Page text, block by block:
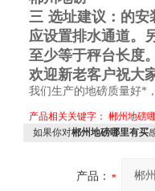
三 选址建议：的安
应设置排水通道。
至少等于秤台长度
欢迎新老客户祝大
我们生产的地磅质量好*
产品相关关键字： 郴州地磅
如果你对郴州地磅哪里有买
产品：